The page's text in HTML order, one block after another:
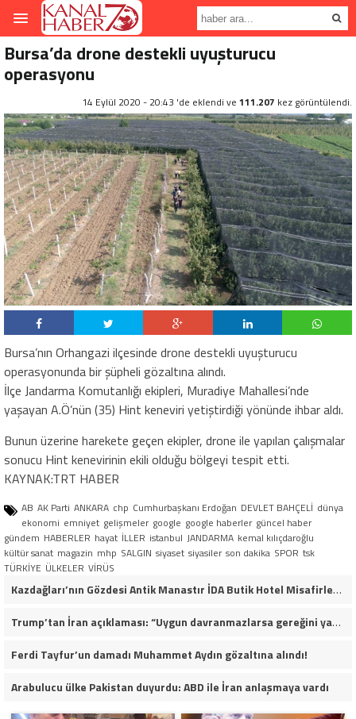
Bursa’da drone destekli uyuşturucu
operasyonu
14 Eylül 2020 - 20:43 'de eklendi ve 111.207 kez görüntülendi.
Bursa’nın Orhangazi ilçesinde drone destekli uyuşturucu
operasyonunda bir şüpheli gözaltına alındı.
İlçe Jandarma Komutanlığı ekipleri, Muradiye Mahallesi’nde
yaşayan A.Ö’nün (35) Hint keneviri yetiştirdiği yönünde ihbar aldı.
Bunun üzerine harekete geçen ekipler, drone ile yapılan çalışmalar
sonucu Hint kenevirinin ekili olduğu bölgeyi tespit etti.
KAYNAK:TRT HABER
AB AK Parti ANKARA chp Cumhurbaşkanı Erdoğan DEVLET BAHÇELİ dünya
ekonomi emniyet gelişmeler google google haberler güncel haber
gündem HABERLER hayat İLLER istanbul JANDARMA kemal kılıçdaroğlu
kültür sanat magazin mhp SALGIN siyaset siyasiler son dakika SPOR tsk
TÜRKİYE ÜLKELER VİRÜS
Kazdağları’nın Gözdesi Antik Manastır İDA Butik Hotel Misafirlerinden Tam Not Alıyor
Trump’tan İran açıklaması: “Uygun davranmazlarsa gereğini yaparım”
Ferdi Tayfur’un damadı Muhammet Aydın gözaltına alındı!
Arabulucu ülke Pakistan duyurdu: ABD ile İran anlaşmaya vardı